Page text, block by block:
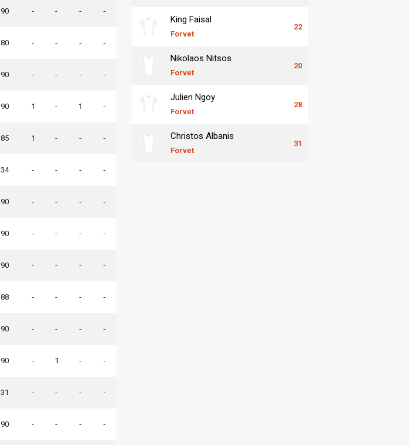
90 - - - -
80 - - - -
90 - - - -
90 1 - 1 -
85 1 - - -
34 - - - -
90 - - - -
90 - - - -
90 - - - -
88 - - - -
90 - - - -
90 - 1 - -
31 - - - -
90 - - - -
King Faisal
Forvet
22
Nikolaos Nitsos
Forvet
20
Julien Ngoy
Forvet
28
Christos Albanis
Forvet
31